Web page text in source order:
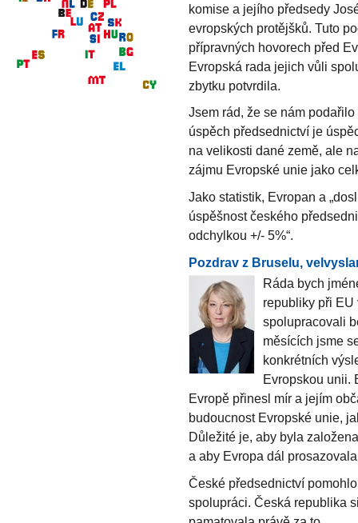
komise a jejího předsedy
evropských protějšků. Tuto
přípravných hovorech před
Evropská rada jejich vůli
zbytku potvrdila.
Jsem rád, že se nám
úspěch předsednictví je
na velikosti dané země, ale
zájmu Evropské unie jako
Jako statistik, Evropan a
úspěšnost českého
odchylkou +/- 5%“.
Pozdrav z Bruselu,
Ráda bych
republiky při
spolupracovali
měsících jsme
konkrétních
Evropskou unii.
Evropě přinesl mír a jejím
budoucnost Evropské unie,
Důležité je, aby byla
a aby Evropa dál
České předsednictví
spolupráci. Česká republika